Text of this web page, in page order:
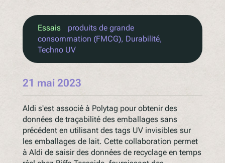
Essais
produits de grande
consommation (FMCG), Durabilité
Techno UV
21 mai 2023
Aldi s'est associé à Polytag pour obtenir des
données de traçabilité des emballages sans
précédent en utilisant des tags UV invisibles sur
les emballages de lait. Cette collaboration permet
à Aldi de saisir des données de recyclage en temps